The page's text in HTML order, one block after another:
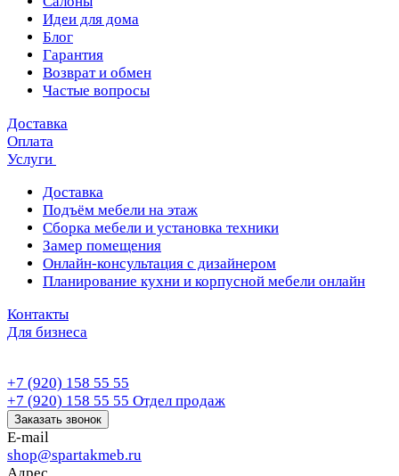
Идеи для дома
Блог
Гарантия
Возврат и обмен
Частые вопросы
Доставка
Оплата
Услуги
Доставка
Подъём мебели на этаж
Сборка мебели и установка техники
Замер помещения
Онлайн-консультация с дизайнером
Планирование кухни и корпусной мебели онлайн
Контакты
Для бизнеса
+7 (920) 158 55 55
+7 (920) 158 55 55 Отдел продаж
Заказать звонок
E-mail
shop@spartakmeb.ru